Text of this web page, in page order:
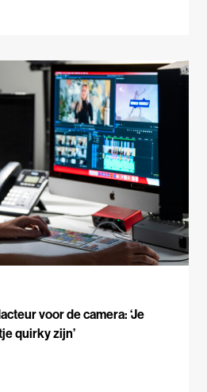
voor de camera: ‘Je
quirky zijn’